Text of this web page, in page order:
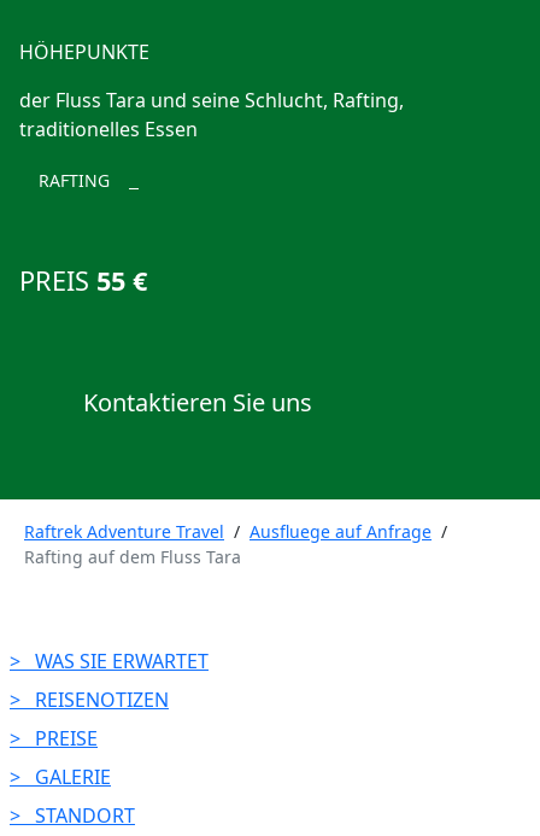
HÖHEPUNKTE
der Fluss Tara und seine Schlucht, Rafting,
traditionelles Essen
RAFTING
PREIS 55 €
Kontaktieren Sie uns
Raftrek Adventure Travel / Ausfluege auf Anfrage /
Rafting auf dem Fluss Tara
> WAS SIE ERWARTET
> REISENOTIZEN
> PREISE
> GALERIE
> STANDORT